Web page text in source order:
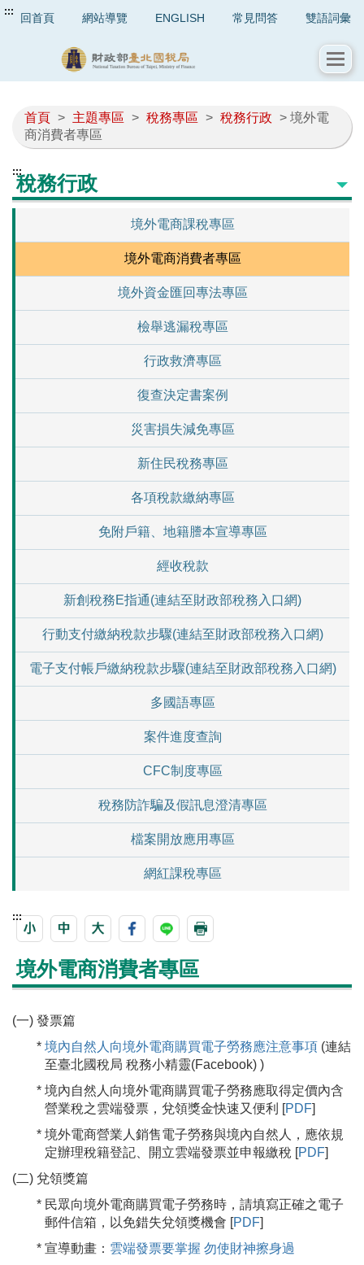
::: 回首頁 網站導覽 ENGLISH 常見問答 雙語詞彙
首頁 > 主題專區 > 稅務專區 > 稅務行政 > 境外電
商消費者專區
:::稅務行政
境外電商課稅專區
境外電商消費者專區
境外資金匯回專法專區
檢舉逃漏稅專區
行政救濟專區
復查決定書案例
災害損失減免專區
新住民稅務專區
各項稅款繳納專區
免附戶籍、地籍謄本宣導專區
經收稅款
新創稅務E指通(連結至財政部稅務入口網)
行動支付繳納稅款步驟(連結至財政部稅務入口網)
電子支付帳戶繳納稅款步驟(連結至財政部稅務入口網)
多國語專區
案件進度查詢
CFC制度專區
稅務防詐騙及假訊息澄清專區
檔案開放應用專區
網紅課稅專區
:::
境外電商消費者專區
(一) 發票篇
* 境內自然人向境外電商購買電子勞務應注意事項 (連結
至臺北國稅局 稅務小精靈(Facebook) )
* 境內自然人向境外電商購買電子勞務應取得定價內含
營業稅之雲端發票，兌領獎金快速又便利 [PDF]
* 境外電商營業人銷售電子勞務與境內自然人，應依規
定辦理稅籍登記、開立雲端發票並申報繳稅 [PDF]
(二) 兌領獎篇
* 民眾向境外電商購買電子勞務時，請填寫正確之電子
郵件信箱，以免錯失兌領獎機會 [PDF]
* 宣導動畫： 雲端發票要掌握 勿使財神擦身過